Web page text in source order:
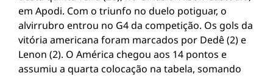
em Apodi. Com o triunfo no duelo potiguar, o
alvirrubro entrou no G4 da competição. Os gols da
vitória americana foram marcados por Dedê (2) e
Lenon (2). O América chegou aos 14 pontos e
assumiu a quarta colocação na tabela, somando